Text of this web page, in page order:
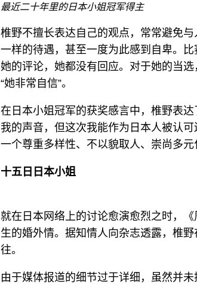
最近二十年里的日本小姐冠军得主
椎野不擅长表达自己的观点，常常避免
一样的待遇，甚至一度为此感到自卑。
她的评论，她都没有回应。对于她的当
“她非常自信”。
在日本小姐冠军的获奖感言中，椎野表
我的声音，但这次我能作为日本人被认
一个尊重多样性、不以貌取人、崇尚多
十五日日本小姐
就在日本网络上的讨论愈演愈烈之时，
生的婚外情。据知情人向杂志透露，椎
往。
由于媒体报道的细节过于详细，虽然并